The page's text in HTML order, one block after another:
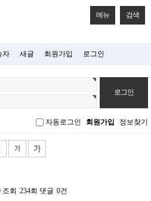
메뉴 검색
자 새글 회원가입 로그인
자동로그인 회원가입 정보찾기
조회 234회 댓글 0건